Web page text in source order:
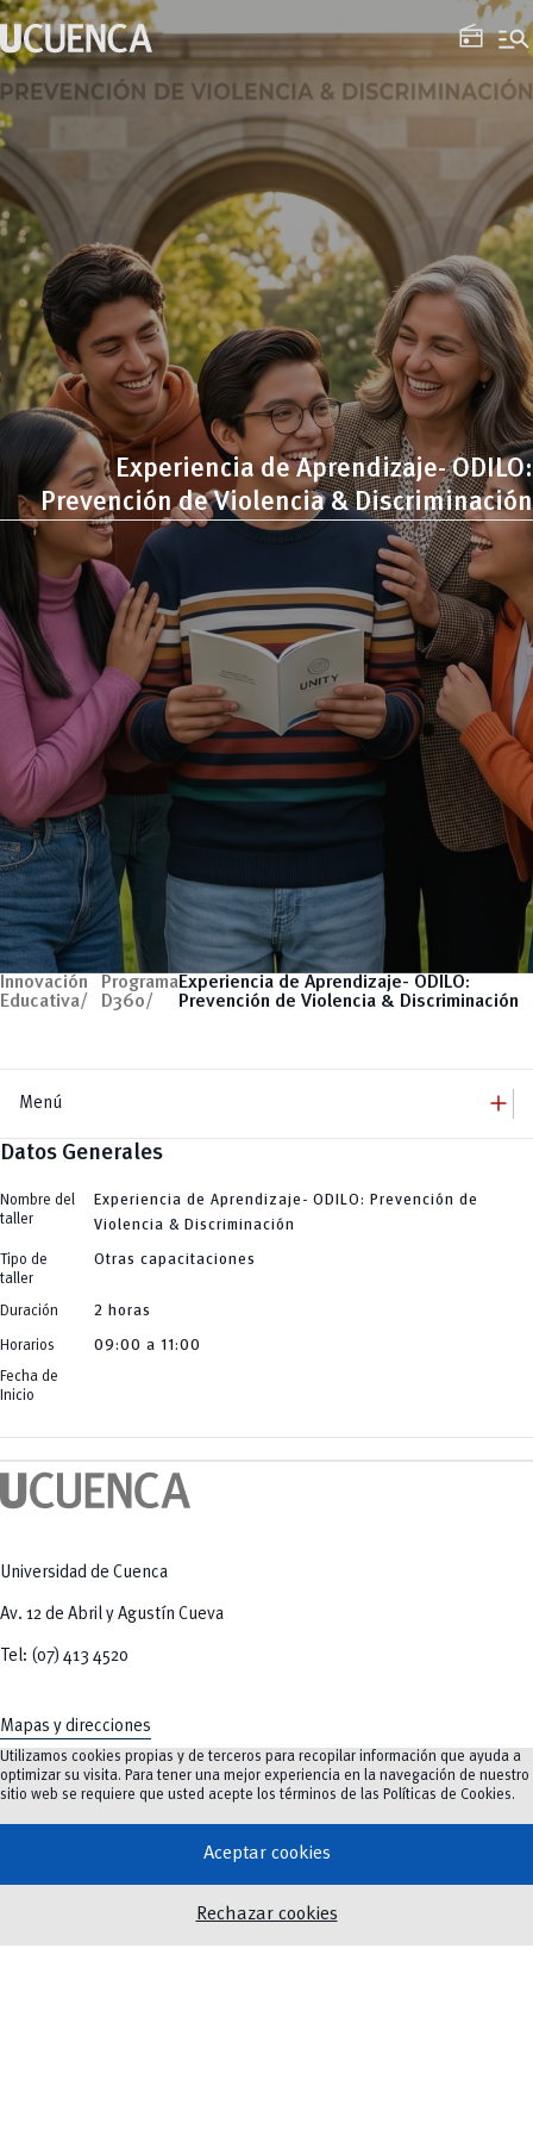
Saltar
al
contenido
radio manage_search
Experiencia de Aprendizaje- ODILO:
Prevención de Violencia & Discriminación
Innovación
Educativa/
Programa
D360/
Experiencia de Aprendizaje- ODILO:
Prevención de Violencia & Discriminación
Menú add
Innovación Educativa
add
Equipo
Jornadas
Talleres / Capacitaciones
Comunidades de Aprendizaje
add
InformaT Comunidad
add
Herramientas Educativas
add
Búsqueda de Información (Investigación)
Creación de Imágenes
Plataformas Educativas
add
Pentágono de Competencias
Evaluación Docente
remove
Datos Generales
Nombre del
taller
Experiencia de Aprendizaje- ODILO: Prevención de
Violencia & Discriminación
Tipo de
taller
Otras capacitaciones
Duración 2 horas
Horarios
09:00 a 11:00
Fecha de
Inicio
Universidad de Cuenca
Av. 12 de Abril y Agustín Cueva
Tel: (07) 413 4520
Mapas y direcciones
Oferta Académica
Investigación e innovación
Innovación Educativa
Utilizamos cookies propias y de terceros para recopilar información que ayuda a
optimizar su visita. Para tener una mejor experiencia en la navegación de nuestro
sitio web se requiere que usted acepte los términos de las Políticas de Cookies.
Aceptar cookies
Rechazar cookies